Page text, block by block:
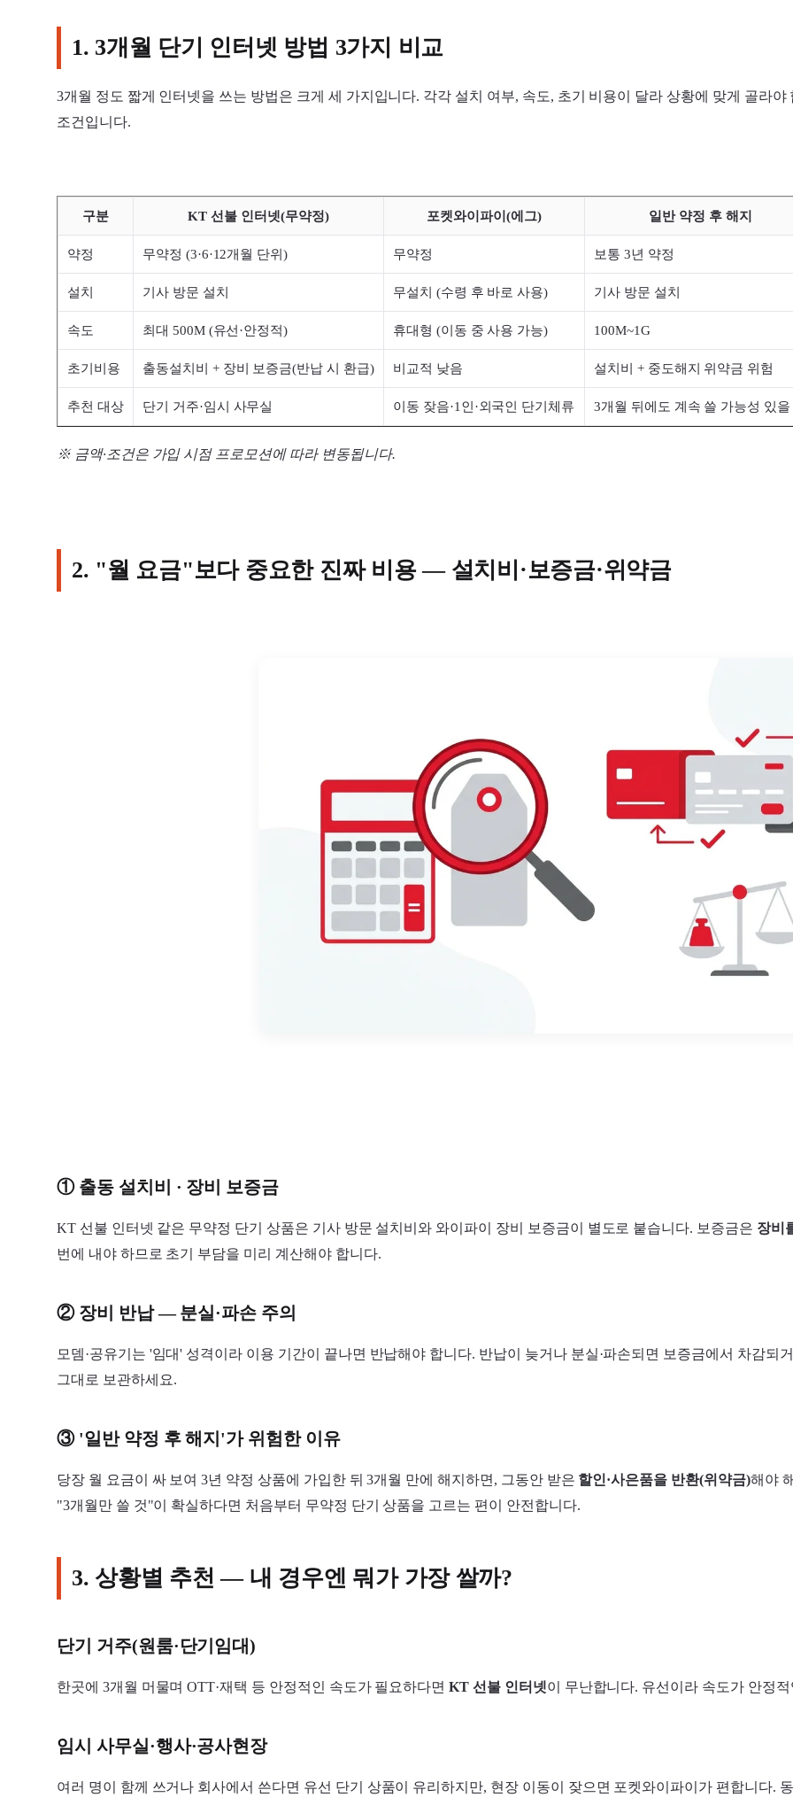
1. 3개월 단기 인터넷 방법 3가지 비교
3개월 정도 짧게 인터넷을 쓰는 방법은 크게 세 가지입니다. 각각 설치 여부, 속도, 초기 비용이 달라 상황에 맞게 골라
조건입니다.
구분 KT 선불 인터넷(무약정) 포켓와이파이(에그) 일반 약정 후 해지
약정 무약정 (3·6·12개월 단위) 무약정 보통 3년 약정
설치 기사 방문 설치 무설치 (수령 후 바로 사용) 기사 방문 설치
속도 최대 500M (유선·안정적) 휴대형 (이동 중 사용 가능) 100M~1G
초기비용 출동설치비 + 장비 보증금(반납 시 환급) 비교적 낮음 설치비 + 중도해지 위약금 위험
추천 대상 단기 거주·임시 사무실 이동 잦음·1인·외국인 단기체류 3개월 뒤에도 계속 쓸 가능성 있을
※ 금액·조건은 가입 시점 프로모션에 따라 변동됩니다.
2. "월 요금"보다 중요한 진짜 비용 — 설치비·보증금·위약금
① 출동 설치비 · 장비 보증금
KT 선불 인터넷 같은 무약정 단기 상품은 기사 방문 설치비와 와이파이 장비 보증금이 별도로 붙습니다. 보증금은 장비
번에 내야 하므로 초기 부담을 미리 계산해야 합니다.
② 장비 반납 — 분실·파손 주의
모뎀·공유기는 '임대' 성격이라 이용 기간이 끝나면 반납해야 합니다. 반납이 늦거나 분실·파손되면 보증금에서 차감되
그대로 보관하세요.
③ '일반 약정 후 해지'가 위험한 이유
당장 월 요금이 싸 보여 3년 약정 상품에 가입한 뒤 3개월 만에 해지하면, 그동안 받은 할인·사은품을 반환(위약금)해야
"3개월만 쓸 것"이 확실하다면 처음부터 무약정 단기 상품을 고르는 편이 안전합니다.
3. 상황별 추천 — 내 경우엔 뭐가 가장 쌀까?
단기 거주(원룸·단기임대)
한곳에 3개월 머물며 OTT·재택 등 안정적인 속도가 필요하다면KT 선불 인터넷이 무난합니다. 유선이라 속도가 안정
임시 사무실·행사·공사현장
여러 명이 함께 쓰거나 회사에서 쓴다면 유선 단기 상품이 유리하지만, 현장 이동이 잦으면 포켓와이파이가 편합니다.